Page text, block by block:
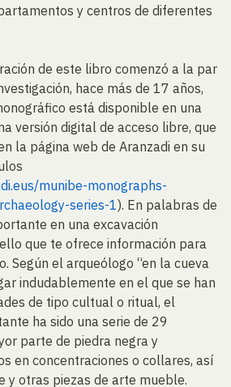
y centros de diferentes
de este libro comenzó a la par
hace más de 17 años,
está disponible en una
versión digital de acceso libre, que
la página web de Aranzadi en su
munibe-monographs-
series-1). En palabras de
en una excavación
que te ofrece información para
Según el arqueólogo “en la cueva
indudablemente en el que se han
de tipo cultual o ritual, el
ha sido una serie de 29
parte de piedra negra y
en concentraciones o collares, así
y otras piezas de arte mueble.